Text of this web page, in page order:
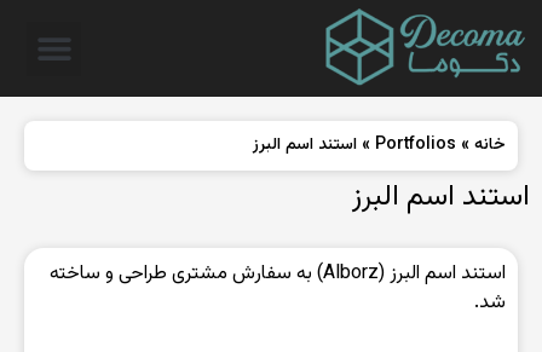
خانه »
Portfolios
» استند اسم البرز
استند اسم البرز
استند اسم البرز (Alborz) به سفارش مشتری طراحی و ساخته
شد.